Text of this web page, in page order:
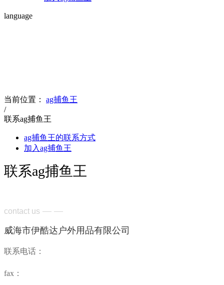
language
当前位置：
ag捕鱼王
/
联系ag捕鱼王
ag捕鱼王的联系方式
加入ag捕鱼王
联系ag捕鱼王
contact us — —
威海市伊酷达户外用品有限公司
联系电话：
fax：